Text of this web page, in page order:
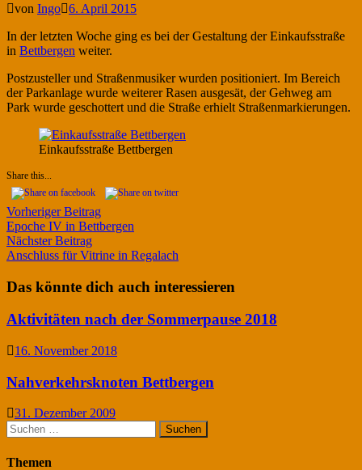
von Ingo 6. April 2015
In der letzten Woche ging es bei der Gestaltung der Einkaufsstraße
in Bettbergen weiter.
Postzusteller und Straßenmusiker wurden positioniert. Im Bereich
der Parkanlage wurde weiterer Rasen ausgesät, der Gehweg am
Park wurde geschottert und die Straße erhielt Straßenmarkierungen.
Einkaufsstraße Bettbergen
Share this...
Beitragsnavigation
Vorheriger BeitragVorheriger
Beitrag:
Epoche IV in Bettbergen
Nächster BeitragNächster
Beitrag:
Anschluss für Vitrine in Regalach
Das könnte dich auch interessieren
Aktivitäten nach der Sommerpause 2018
16. November 2018
Nahverkehrsknoten Bettbergen
31. Dezember 2009
Suchen
nach:
Themen